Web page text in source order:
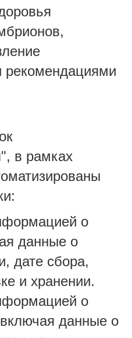
рекомендациями
в рамках
о
данные о
дате сбора,
и хранении.
о
данные о